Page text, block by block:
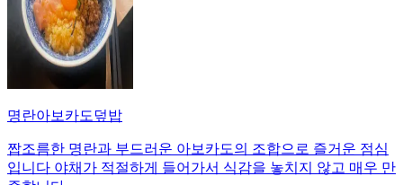
명란아보카도덮밥
짭조름한 명란과 부드러운 아보카도의 조합으로 즐거운 점심
입니다 야채가 적절하게 들어가서 식감을 놓치지 않고 매우 만